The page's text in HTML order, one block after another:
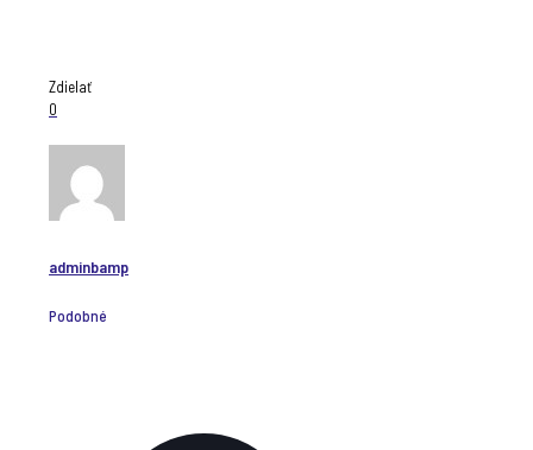
Zdielať
0
adminbamp
Podobné